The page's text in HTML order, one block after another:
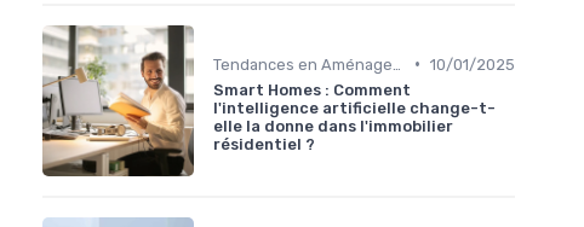
• 10/01/2025
Smart Homes : Comment
l'intelligence artificielle change-t-
elle la donne dans l'immobilier
résidentiel ?